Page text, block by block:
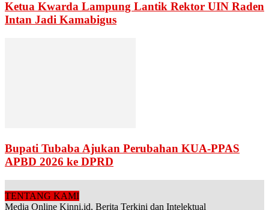
Ketua Kwarda Lampung Lantik Rektor UIN Raden
Intan Jadi Kamabigus
Bupati Tubaba Ajukan Perubahan KUA-PPAS
APBD 2026 ke DPRD
TENTANG KAMI
Media Online Kinni.id, Berita Terkini dan Intelektual